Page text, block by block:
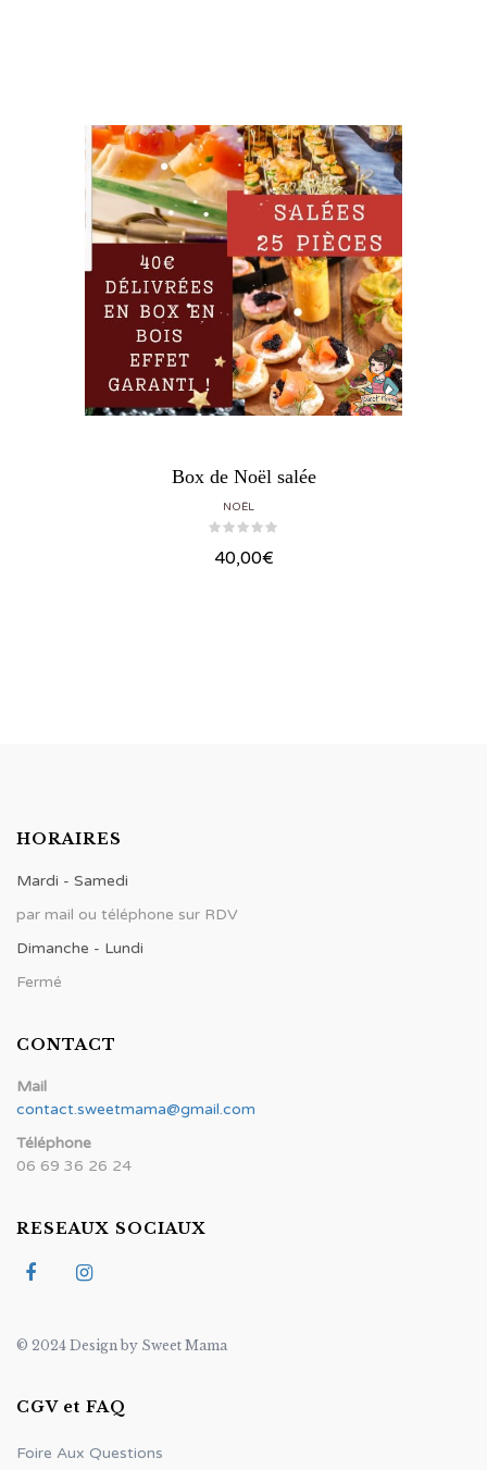
Box de Noël salée
NOËL
40,00€
HORAIRES
Mardi - Samedi
par mail ou téléphone sur RDV
Dimanche - Lundi
Fermé
CONTACT
Mail
contact.sweetmama@gmail.com
Téléphone
06 69 36 26 24
RESEAUX SOCIAUX
© 2024 Design by Sweet Mama
CGV et FAQ
Foire Aux Questions